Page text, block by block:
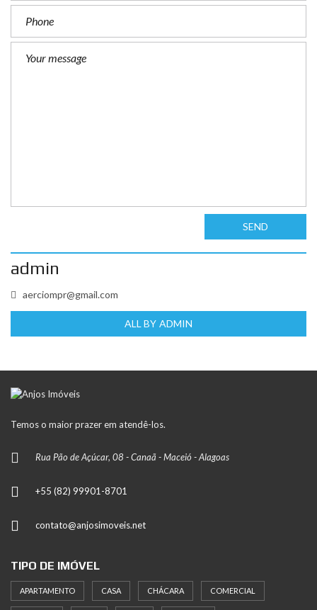
SEND
admin
aerciompr@gmail.com
ALL BY ADMIN
Temos o maior prazer em atendê-los.
Rua Pão de Açúcar, 08 - Canaã - Maceió - Alagoas
+55 (82) 99901-8701
contato@anjosimoveis.net
TIPO DE IMÓVEL
APARTAMENTO CASA CHÁCARA COMERCIAL